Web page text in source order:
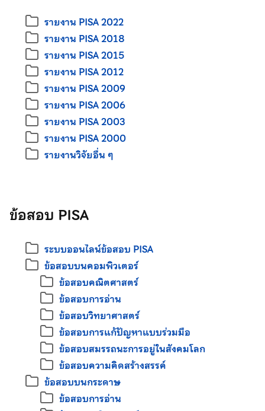
รายงาน PISA 2022
รายงาน PISA 2018
รายงาน PISA 2015
รายงาน PISA 2012
รายงาน PISA 2009
รายงาน PISA 2006
รายงาน PISA 2003
รายงาน PISA 2000
รายงานวิจัยอื่น ๆ
ข้อสอบ PISA
ระบบออนไลน์ข้อสอบ PISA
ข้อสอบบนคอมพิวเตอร์
ข้อสอบคณิตศาสตร์
ข้อสอบการอ่าน
ข้อสอบวิทยาศาสตร์
ข้อสอบการแก้ปัญหาแบบร่วมมือ
ข้อสอบสมรรถนะการอยู่ในสังคมโลก
ข้อสอบความคิดสร้างสรรค์
ข้อสอบบนกระดาษ
ข้อสอบการอ่าน